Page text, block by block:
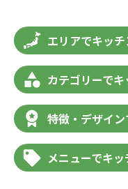
エリアでキッ
カテゴリーで
特徴・デザイ
メニューでキ